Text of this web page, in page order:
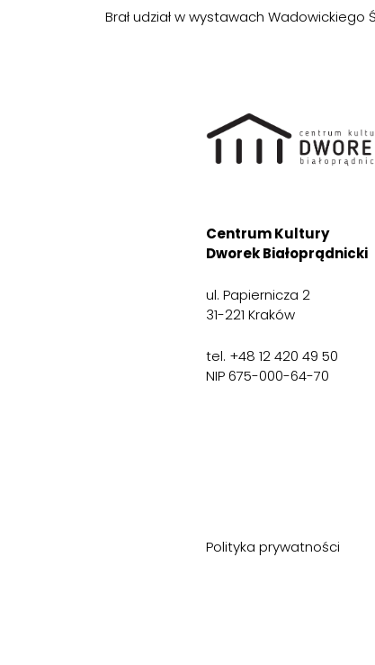
Brał udział w wystawach
Centrum Kultury
Dworek Białoprądnicki
ul. Papiernicza 2
31-221 Kraków
tel. +48 12 420 49 50
NIP 675-000-64-70
Polityka prywatności